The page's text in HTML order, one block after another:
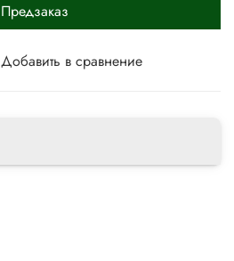
Добавить в сравнение
Предзаказ